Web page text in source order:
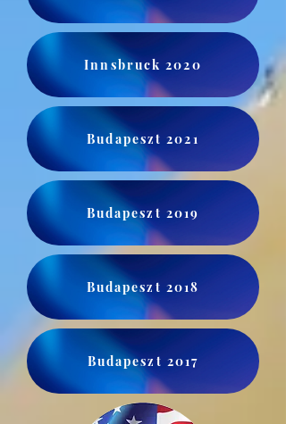
Innsbruck 2020
Budapeszt 2021
Budapeszt 2019
Budapeszt 2018
Budapeszt 2017